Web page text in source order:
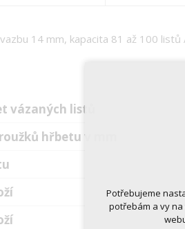
14 mm, kapacita 81 až 100 listů
vázaných listů
hřbetu v mm
Potřebujeme
potřebám a vy